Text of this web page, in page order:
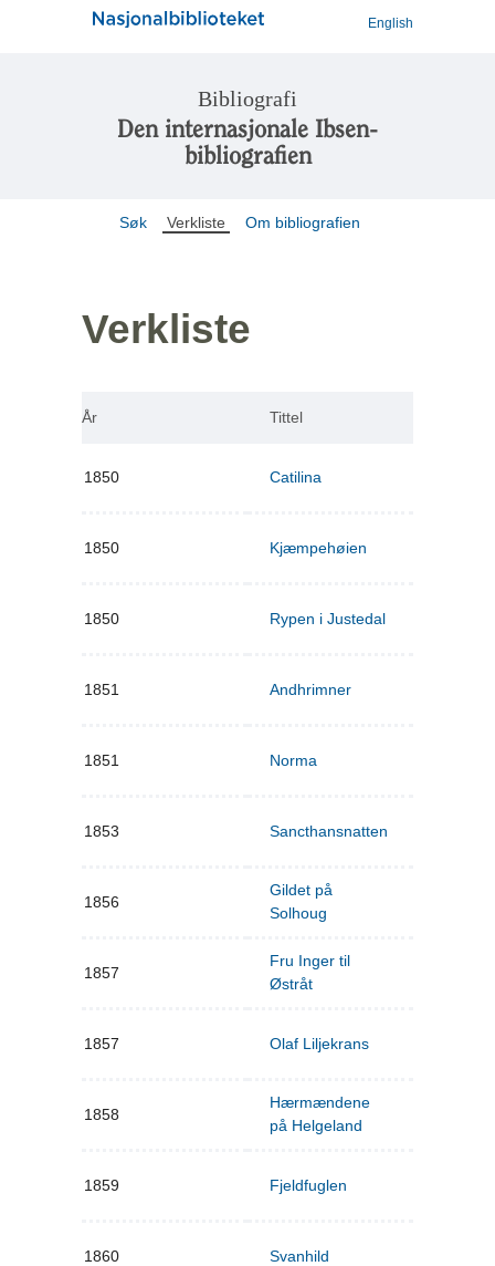
English
Bibliografi
Den internasjonale Ibsen-
bibliografien
Søk Verkliste Om bibliografien
Verkliste
År Tittel
1850 Catilina
1850 Kjæmpehøien
1850 Rypen i Justedal
1851 Andhrimner
1851 Norma
1853 Sancthansnatten
1856
Gildet på
Solhoug
1857
Fru Inger til
Østråt
1857 Olaf Liljekrans
1858
Hærmændene
på Helgeland
1859 Fjeldfuglen
1860 Svanhild